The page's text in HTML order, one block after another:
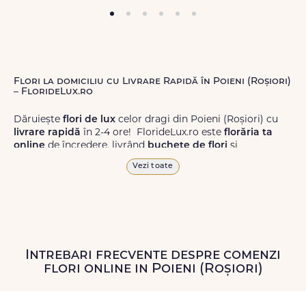
Flori la domiciliu cu Livrare Rapidă în Poieni (Roșiori)
– FlorideLux.ro
Dăruiește flori de lux celor dragi din Poieni (Roșiori) cu
livrare rapidă în 2-4 ore! FlorideLux.ro este florăria ta
online de încredere, livrând buchete de flori și
de calitate superioară în Poieni
(Roșiori) și în toată România.
Livrăm buchete de florichiar și înweekend, pentru ca tu
Vezi toate
Intrebari frecvente despre comenzi
flori online in Poieni (Roșiori)